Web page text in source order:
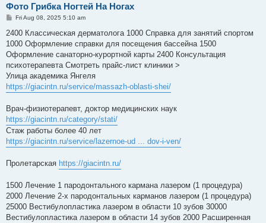
Фото Грибка Ногтей На Ногах
P
s
Fri Aug 08, 2025 5:10 am
2400 Классическая дерматолога 1000 Справка для занятий спортом
1000 Оформление справки для посещения бассейна 1500
Оформление санаторно-курортной карты 2400 Консультация
психотерапевта Смотреть прайс-лист клиники >
Улица академика Янгеля
https://giacintn.ru/service/massazh-oblasti-shei/
Врач-физиотерапевт, доктор медицинских наук
https://giacintn.ru/category/stati/
Стаж работы более 40 лет
https://giacintn.ru/service/lazernoe-ud ... dov-i-ven/
Пролетарская https://giacintn.ru/
1500 Лечение 1 пародонтального кармана лазером (1 процедура)
2000 Лечение 2-х пародонтальных карманов лазером (1 процедура)
25000 Вестибулопластика лазером в области 10 зубов 30000
Вестибулопластика лазером в области 14 зубов 2000 Расширенная